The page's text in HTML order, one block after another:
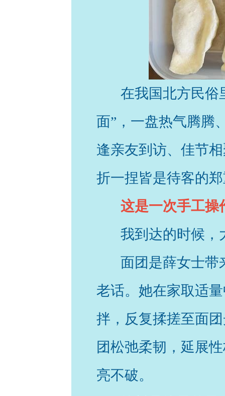
在我国北方民俗
面”，一盘热气腾腾
逢亲友到访、佳节
折一捏皆是待客的
这是一次手工操
我到达的时候，
面团是薛女士带
老话。她在家取适
拌，反复揉搓至面
团松弛柔韧，延展
亮不破。